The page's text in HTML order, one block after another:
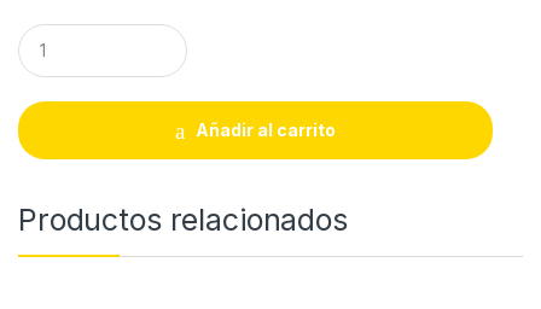
Q
u
a
t
i
Añadir al carrito
Productos relacionados